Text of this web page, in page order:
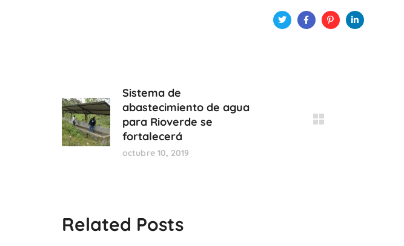
Sistema de
abastecimiento de agua
para Rioverde se
fortalecerá
octubre 10, 2019
Related Posts